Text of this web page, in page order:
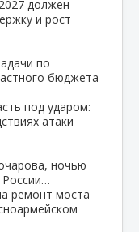
должен
и рост
по
бюджета
под ударом:
атаки
ночью
ремонт моста